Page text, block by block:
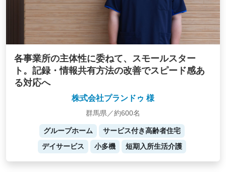
各事業所の主体性に委ねて、スモールスター
ト。記録・情報共有方法の改善でスピード感あ
る対応へ
株式会社プランドゥ 様
群馬県／約600名
グループホーム
サービス付き高齢者住宅
デイサービス
小多機 短期入所生活介護